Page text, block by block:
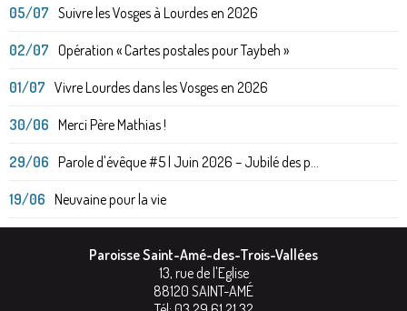
05/07 Suivre les Vosges à Lourdes en 2026
02/07 Opération « Cartes postales pour Taybeh »
01/07 Vivre Lourdes dans les Vosges en 2026
30/06 Merci Père Mathias !
29/06 Parole d'évêque #5 | Juin 2026 – Jubilé des p...
19/06 Neuvaine pour la vie
Paroisse Saint-Amé-des-Trois-Vallées
13, rue de l'Eglise
88120 SAINT-AMÉ